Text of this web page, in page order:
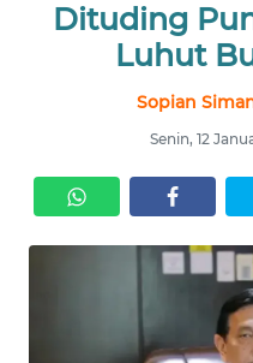
Dituding
Luhut
Sopian
Senin, 12
NASIONAL
KRIMINAL
SAINS-TEKNO